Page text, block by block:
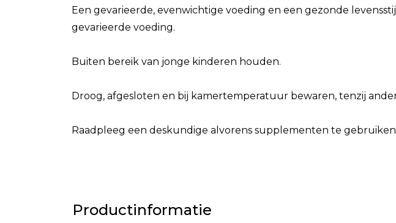
Een gevarieerde, evenwichtige voeding en een gezonde
gevarieerde voeding.
Buiten bereik van jonge kinderen houden.
Droog, afgesloten en bij kamertemperatuur bewaren, tenzij
Raadpleeg een deskundige alvorens supplementen te
Productinformatie